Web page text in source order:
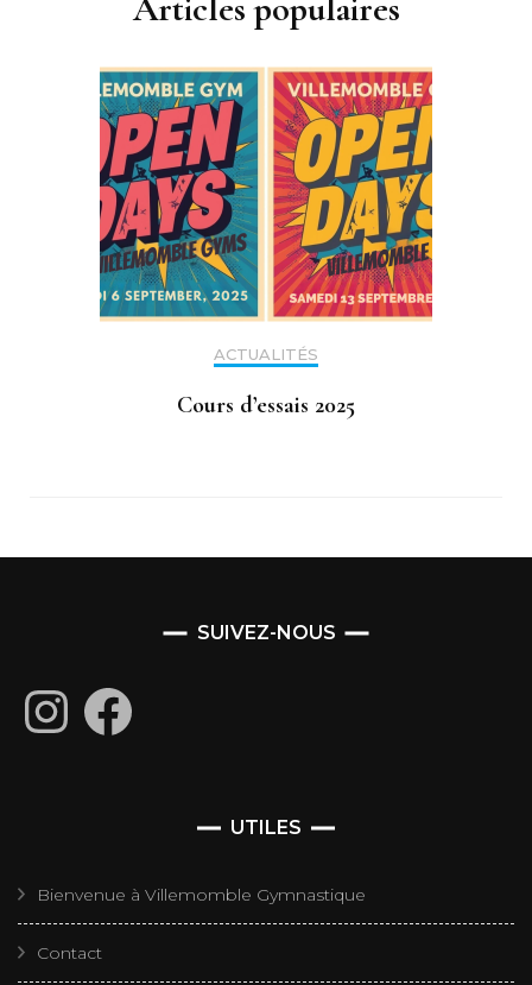
ACTUALITÉS
Cours d’essais 2025
SUIVEZ-NOUS
InstagramFacebook
UTILES
Bienvenue à Villemomble Gymnastique
Contact